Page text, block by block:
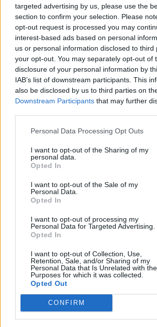
targeted advertising by us, please use the
section to confirm your selection. Please
opt-out request is processed you may
interest-based ads based on personal
us or personal information disclosed to third
your opt-out. You may separately opt-out of
disclosure of your personal information by
IAB’s list of downstream participants. This
also be disclosed by us to third parties on
Downstream Participants that may further
Personal Data Processing Opt Outs
I want to opt-out of the Sharing of my
personal data.
Opted In
I want to opt-out of the Sale of my
Personal Data.
Opted In
I want to opt-out of processing my
Personal Data for Targeted Advertising.
Opted In
I want to opt-out of Collection, Use,
Retention, Sale, and/or Sharing of my
Personal Data that Is Unrelated with the
Purposes for which it was collected.
Opted Out
CONFIRM
podmiot liryczny prosi ją, aby nie
uczuciami zakochanych w niej osób
im złudnej nadziei („Nie męcz ich
Jadwisia to prawdopodobnie
trzyma się obyczajów i tradycyjnej
Osoba mówiąca w wierszu chce,
przynajmniej pozwoliła
czystość, czyli „chowała ich w
Podmiot liryczny pozwala kobiecie
Owo więzienie oznacza
miłości
podmiot uprasza ją, żeby nie
niewinnych, niedoświadczonych
mężczyzn, czyli nie deprawowała
ujawnia, że on sam darzy Jadwisię
rękawie wybranki.
Poeta przywołuje metaforyczną
której serce kładzie się spać i śni
śmierć sie­dzi i zwąt­pi o ży­ciu”. Ma